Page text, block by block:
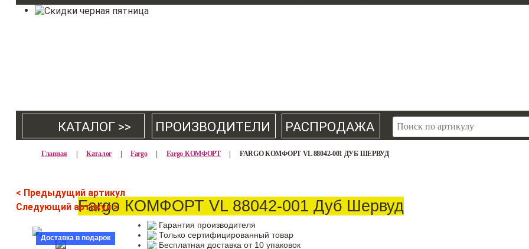
КАТАЛОГ >> ПРОИЗВОДИТЕЛИ РАСПРОДАЖА
Главная | Каталог | Fargo | Fargo КОМФОРТ | FARGO КОМФОРТ VL 88042-001 ДУБ ШЕРВУД
< Предыдущий артикул
Следующий артикул >Fargo КОМФОРТ VL 88042-001 Дуб Шервуд
Доставка в подарок
Гарантия производителя
Только сертифицированный товар
Бесплатная доставка от 10 упаковок